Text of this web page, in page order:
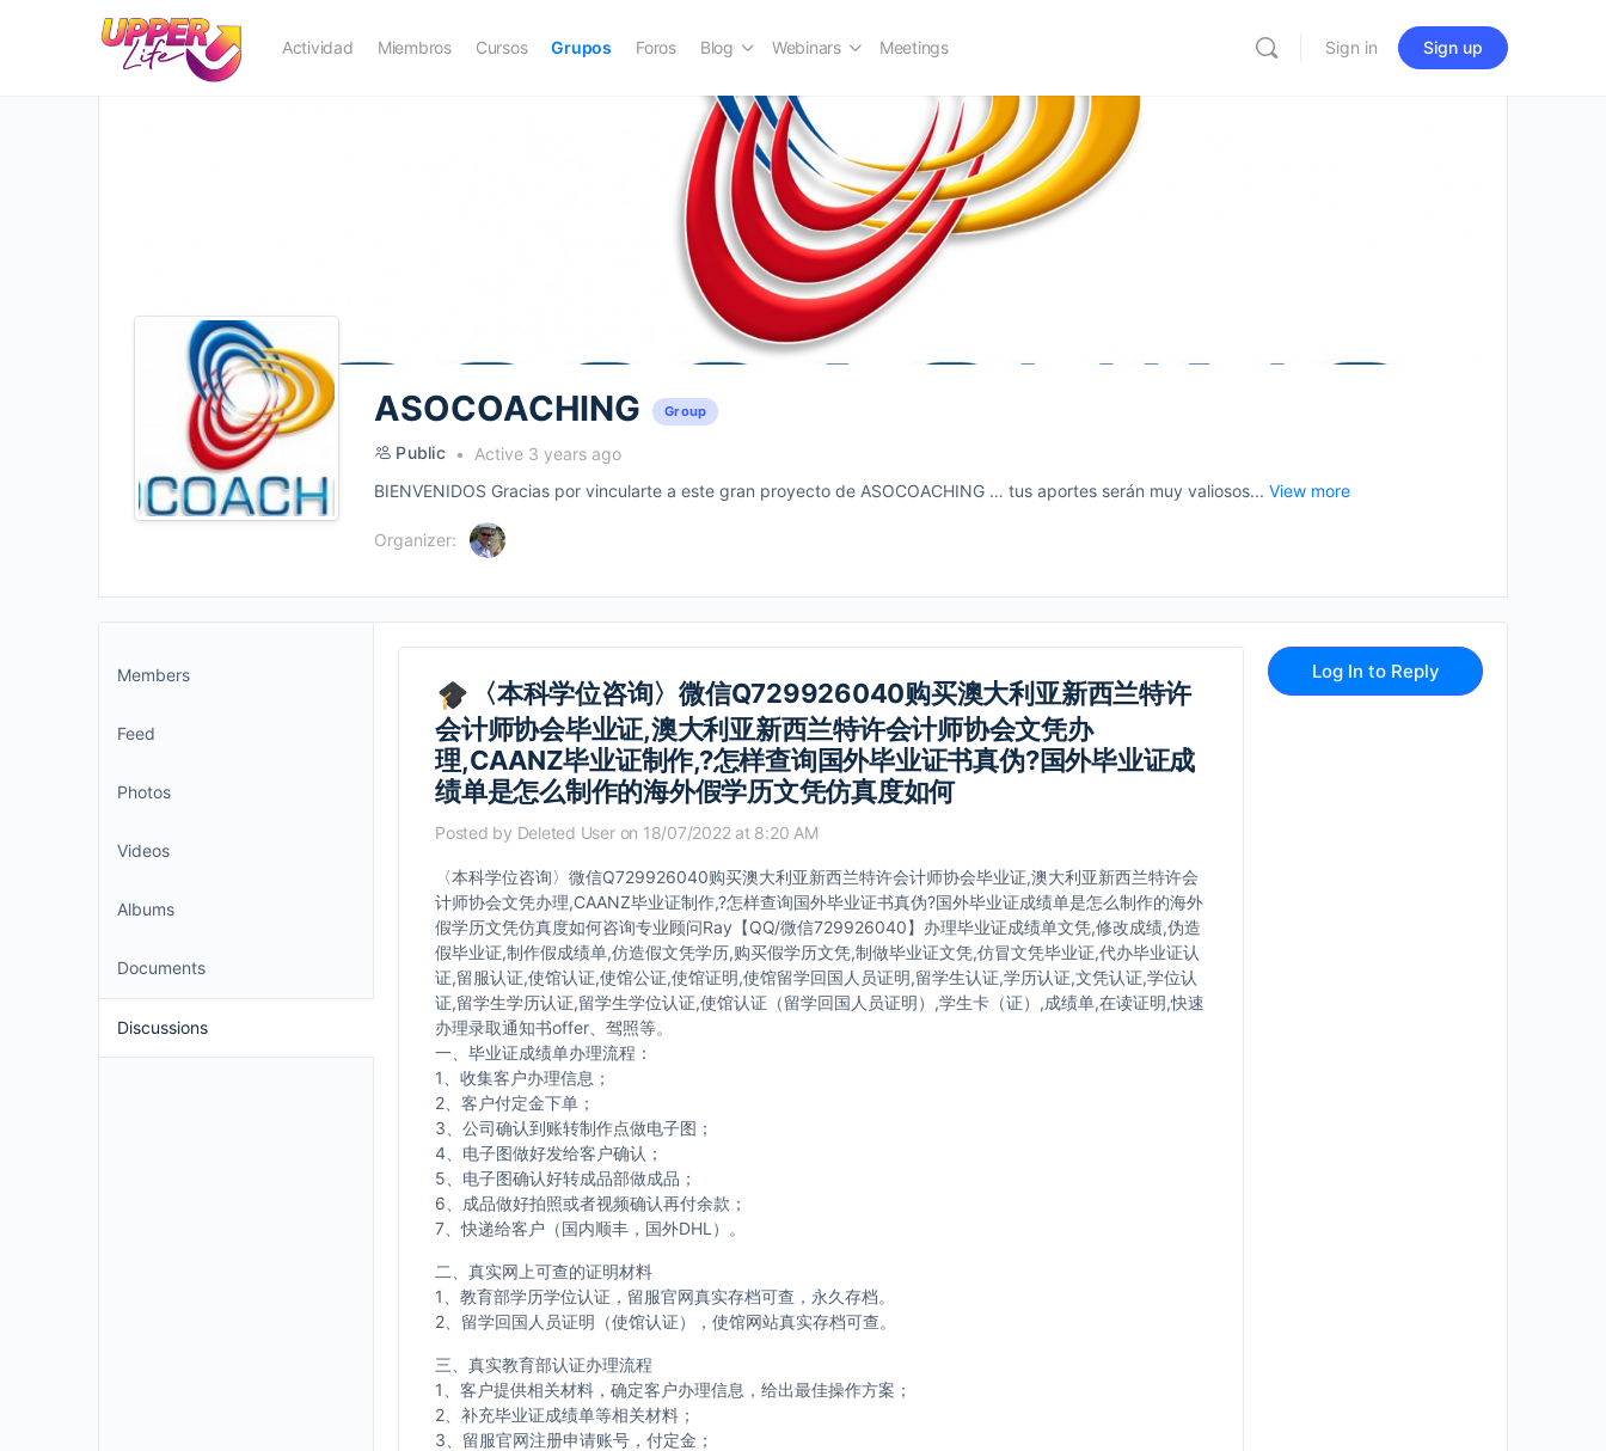
Actividad Miembros Cursos Grupos Foros Blog Webinars Meetings Sign in Sign up
ASOCOACHING Group
Public
Active 3 years ago
BIENVENIDOS Gracias por vincularte a este gran proyecto de ASOCOACHING … tus aportes serán muy valiosos... View more
Organizer:
Members
Feed
Photos
Videos
Albums
Documents
Discussions
〈本科学位咨询〉微信Q729926040购买澳大利亚新西兰特许
会计师协会毕业证,澳大利亚新西兰特许会计师协会文凭办
理,CAANZ毕业证制作,?怎样查询国外毕业证书真伪?国外毕业证成
绩单是怎么制作的海外假学历文凭仿真度如何
Posted by Deleted User on 18/07/2022 at 8:20 AM
〈本科学位咨询〉微信Q729926040购买澳大利亚新西兰特许会计师协会毕业证,澳大利亚新西兰特许会
计师协会文凭办理,CAANZ毕业证制作,?怎样查询国外毕业证书真伪?国外毕业证成绩单是怎么制作的海外
假学历文凭仿真度如何咨询专业顾问Ray【QQ/微信729926040】办理毕业证成绩单文凭,修改成绩,伪造
假毕业证,制作假成绩单,仿造假文凭学历,购买假学历文凭,制做毕业证文凭,仿冒文凭毕业证,代办毕业证认
证,留服认证,使馆认证,使馆公证,使馆证明,使馆留学回国人员证明,留学生认证,学历认证,文凭认证,学位认
证,留学生学历认证,留学生学位认证,使馆认证（留学回国人员证明）,学生卡（证）,成绩单,在读证明,快速
办理录取通知书offer、驾照等。
一、毕业证成绩单办理流程：
1、收集客户办理信息；
2、客户付定金下单；
3、公司确认到账转制作点做电子图；
4、电子图做好发给客户确认；
5、电子图确认好转成品部做成品；
6、成品做好拍照或者视频确认再付余款；
7、快递给客户（国内顺丰，国外DHL）。
二、真实网上可查的证明材料
1、教育部学历学位认证，留服官网真实存档可查，永久存档。
2、留学回国人员证明（使馆认证），使馆网站真实存档可查。
三、真实教育部认证办理流程
1、客户提供相关材料，确定客户办理信息，给出最佳操作方案；
2、补充毕业证成绩单等相关材料；
3、留服官网注册申请账号，付定金；
Log In to Reply